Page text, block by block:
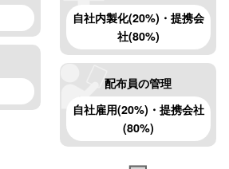
自社内製化(20%)・提携会
社(80%)
配布員の管理
自社雇用(20%)・提携会社
(80%)